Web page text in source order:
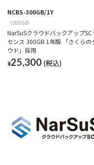
NCBS-300GB/1Y
（300GB）
NarSuSクラウドバックアップSC
センス 300GB 1年版 「さくらの
ウド」採用
¥25,300